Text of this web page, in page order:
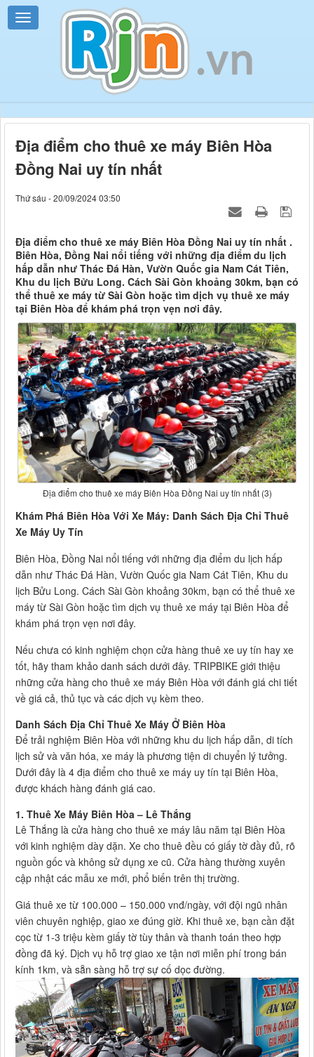
Địa điểm cho thuê xe máy Biên Hòa
Đồng Nai uy tín nhất
Thứ sáu - 20/09/2024 03:50
Địa điểm cho thuê xe máy Biên Hòa Đồng Nai uy tín nhất .
Biên Hòa, Đồng Nai nổi tiếng với những địa điểm du lịch
hấp dẫn như Thác Đá Hàn, Vườn Quốc gia Nam Cát Tiên,
Khu du lịch Bửu Long. Cách Sài Gòn khoảng 30km, bạn có
thể thuê xe máy từ Sài Gòn hoặc tìm dịch vụ thuê xe máy
tại Biên Hòa để khám phá trọn vẹn nơi đây.
Địa điểm cho thuê xe máy Biên Hòa Đồng Nai uy tín nhất (3)
Khám Phá Biên Hòa Với Xe Máy: Danh Sách Địa Chỉ Thuê
Xe Máy Uy Tín
Biên Hòa, Đồng Nai nổi tiếng với những địa điểm du lịch hấp
dẫn như Thác Đá Hàn, Vườn Quốc gia Nam Cát Tiên, Khu du
lịch Bửu Long. Cách Sài Gòn khoảng 30km, bạn có thể thuê xe
máy từ Sài Gòn hoặc tìm dịch vụ thuê xe máy tại Biên Hòa để
khám phá trọn vẹn nơi đây.
Nếu chưa có kinh nghiệm chọn cửa hàng thuê xe uy tín hay xe
tốt, hãy tham khảo danh sách dưới đây. TRIPBIKE giới thiệu
những cửa hàng cho thuê xe máy Biên Hòa với đánh giá chi tiết
về giá cả, thủ tục và các dịch vụ kèm theo.
Danh Sách Địa Chỉ Thuê Xe Máy Ở Biên Hòa
Để trải nghiệm Biên Hòa với những khu du lịch hấp dẫn, di tích
lịch sử và văn hóa, xe máy là phương tiện di chuyển lý tưởng.
Dưới đây là 4 địa điểm cho thuê xe máy uy tín tại Biên Hòa,
được khách hàng đánh giá cao.
1. Thuê Xe Máy Biên Hòa – Lê Thắng
Lê Thắng là cửa hàng cho thuê xe máy lâu năm tại Biên Hòa
với kinh nghiệm dày dặn. Xe cho thuê đều có giấy tờ đầy đủ, rõ
nguồn gốc và không sử dụng xe cũ. Cửa hàng thường xuyên
cập nhật các mẫu xe mới, phổ biến trên thị trường.
Giá thuê xe từ 100.000 – 150.000 vnđ/ngày, với đội ngũ nhân
viên chuyên nghiệp, giao xe đúng giờ. Khi thuê xe, bạn cần đặt
cọc từ 1-3 triệu kèm giấy tờ tùy thân và thanh toán theo hợp
đồng đã ký. Dịch vụ hỗ trợ giao xe tận nơi miễn phí trong bán
kính 1km, và sẵn sàng hỗ trợ sự cố dọc đường.